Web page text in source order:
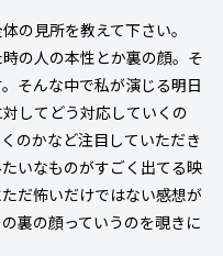
の見所を教えて下さい。
の人の本性とか裏の顔。そ
そんな中で私が演じる明日
してどう対応していくの
のかなど注目していただき
いなものがすごく出てる映
だ怖いだけではない感想が
裏の顔っていうのを覗きに